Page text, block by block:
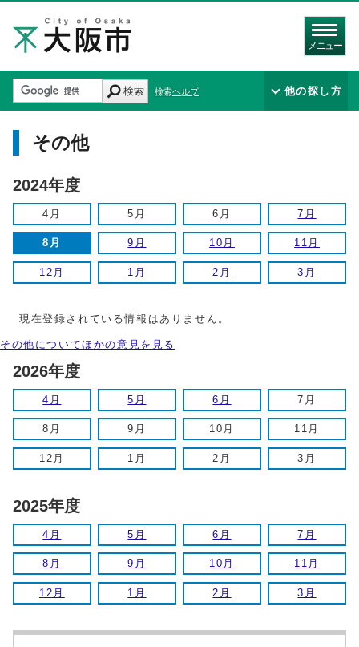
メニュー
検索 検索ヘルプ 他の探し方
その他
2024年度
4月 5月 6月 7月
8月 9月 10月 11月
12月 1月 2月 3月
現在登録されている情報はありません。
その他についてほかの意見を見る
2026年度
4月 5月 6月 7月
8月 9月 10月 11月
12月 1月 2月 3月
2025年度
4月 5月 6月 7月
8月 9月 10月 11月
12月 1月 2月 3月